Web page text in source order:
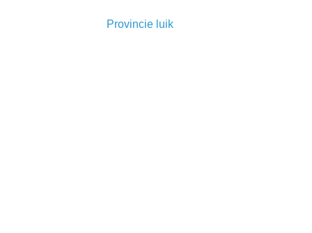
Provincie luik